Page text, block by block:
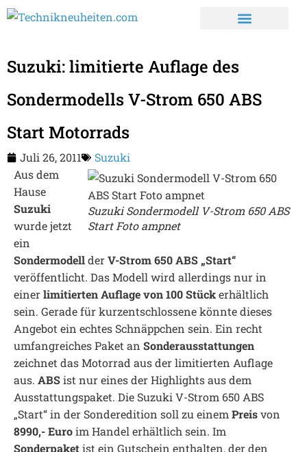
Suzuki: limitierte Auflage des
Sondermodells V-Strom 650 ABS
Start Motorrads
Juli 26, 2011 Suzuki
Suzuki Sondermodell V-Strom 650 ABS
Start Foto ampnet
Aus dem
Hause
Suzuki
wurde jetzt
ein
SondermodellderV-Strom 650 ABS „Start“
veröffentlicht. Das Modell wird allerdings nur in
einerlimitierten Auflage von 100 Stückerhältlich
sein. Gerade für kurzentschlossene könnte dieses
Angebot ein echtes Schnäppchen sein. Ein recht
umfangreiches Paket an Sonderausstattungen
zeichnet das Motorrad aus der limitierten Auflage
aus. ABSist nur eines der Highlights aus dem
Ausstattungspaket. Die Suzuki V-Strom 650 ABS
„Start“ in der Sonderedition soll zu einem Preisvon
8990,- Euroim Handel erhältlich sein. Im
Sonderpaketist ein Gutschein enthalten, der den